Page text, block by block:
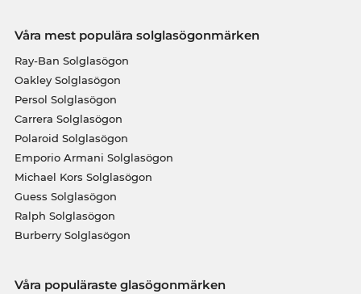
Våra mest populära solglasögonmärken
Ray-Ban Solglasögon
Oakley Solglasögon
Persol Solglasögon
Carrera Solglasögon
Polaroid Solglasögon
Emporio Armani Solglasögon
Michael Kors Solglasögon
Guess Solglasögon
Ralph Solglasögon
Burberry Solglasögon
Våra populäraste glasögonmärken